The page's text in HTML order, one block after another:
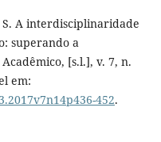
S. A interdisciplinaridade
superando a
[s.l.], v. 7, n.
em:
452.